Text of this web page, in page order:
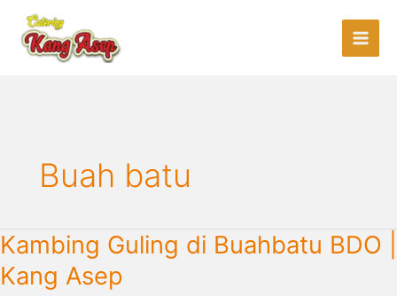
konten
Buah batu
Kambing Guling di Buahbatu BDO |
Kang Asep
Kambing
Guling
di